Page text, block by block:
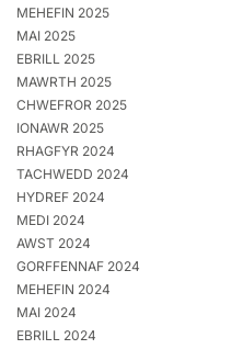
MEHEFIN 2025
MAI 2025
EBRILL 2025
MAWRTH 2025
CHWEFROR 2025
IONAWR 2025
RHAGFYR 2024
TACHWEDD 2024
HYDREF 2024
MEDI 2024
AWST 2024
GORFFENNAF 2024
MEHEFIN 2024
MAI 2024
EBRILL 2024